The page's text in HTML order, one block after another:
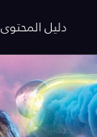
دليل المحتوى